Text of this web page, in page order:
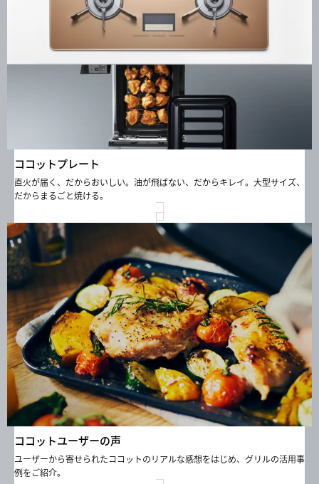
ココットプレート
直火が届く、だからおいしい。油が飛ばない、だからキレイ。大型サイズ、
だからまるごと焼ける。
ココットユーザーの声
ユーザーから寄せられたココットのリアルな感想をはじめ、グリルの活用事
例をご紹介。